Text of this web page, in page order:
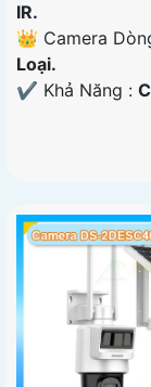
IR.
👑 Camera
Loại.
️✔️ Khả Năng :